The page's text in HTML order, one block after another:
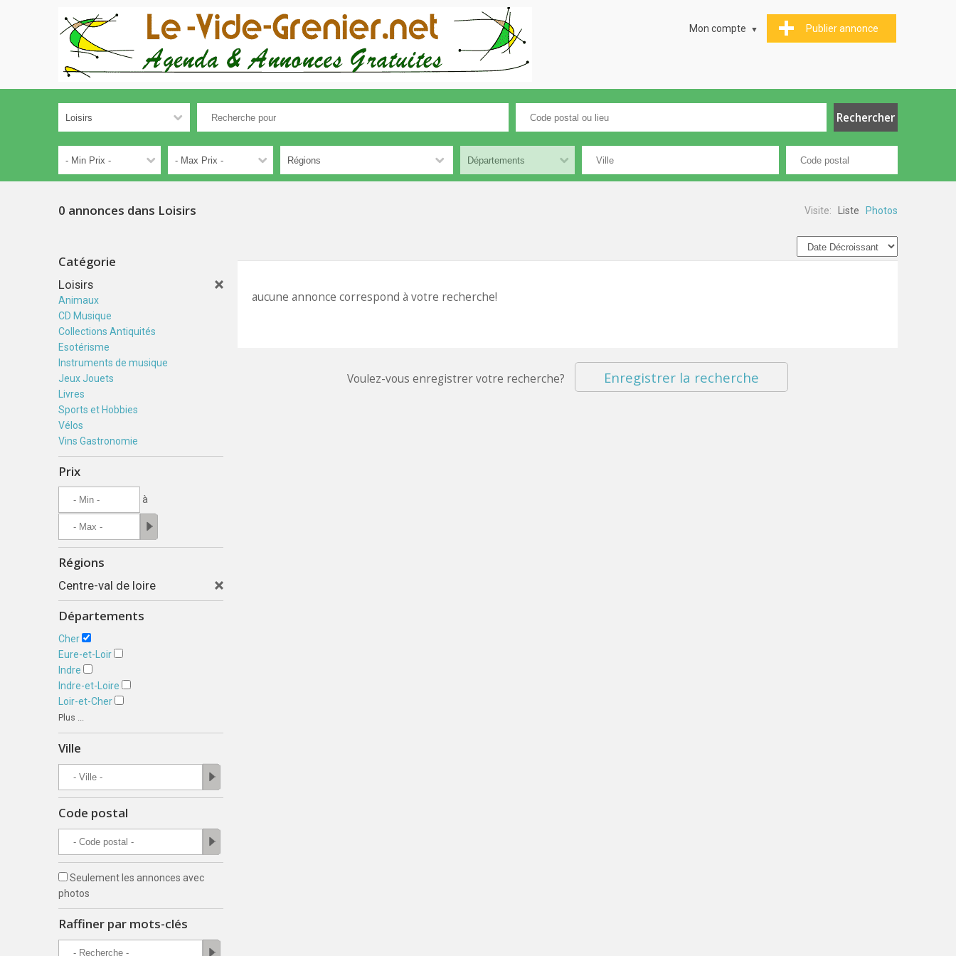
Publier annonce
Mon compte
0 annonces dans Loisirs Visite: Liste Photos
Catégorie
Loisirs
Animaux
CD Musique
Collections Antiquités
Esotérisme
Instruments de musique
Jeux Jouets
Livres
Sports et Hobbies
Vélos
Vins Gastronomie
Prix
à
Régions
Centre-val de loire
Départements
Cher
Eure-et-Loir
Indre
Indre-et-Loire
Loir-et-Cher
Plus ...
Ville
Code postal
Seulement les annonces avec
photos
Raffiner par mots-clés
aucune annonce correspond à votre recherche!
Voulez-vous enregistrer votre recherche? Enregistrer la recherche